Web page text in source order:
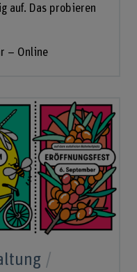
auf. Das probieren
– Online